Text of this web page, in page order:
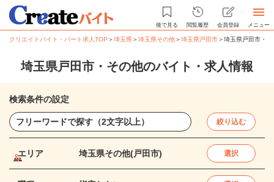
後で見る 閲覧履歴 会員登録 メニュー
クリエイトバイト・パート求人TOP ＞埼玉県＞埼玉県その他＞埼玉県戸田市＞埼玉県戸田市・
埼玉県戸田市・その他のバイト・求人情報
検索条件の設定
絞り込む
エリア 埼玉県その他(戸田市) 選択